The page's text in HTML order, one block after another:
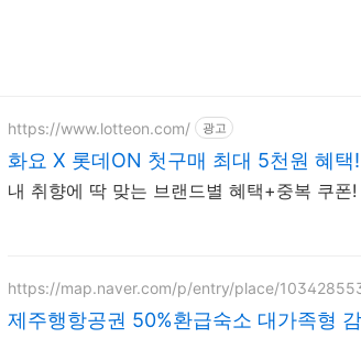
https://www.lotteon.com/ 광고
화요 X 롯데ON 첫구매 최대 5천원 혜택!
내 취향에 딱 맞는 브랜드별 혜택+중복 쿠폰
https://map.naver.com/p/entry/place/
제주행항공권 50%환급숙소 대가족형